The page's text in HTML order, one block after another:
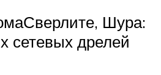
Шура:
сетевых дрелей